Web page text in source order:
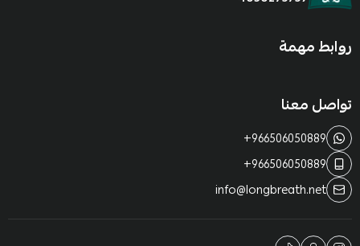
روابط مهمة
تواصل معنا
+966506050889
+966506050889
info@longbreath.net